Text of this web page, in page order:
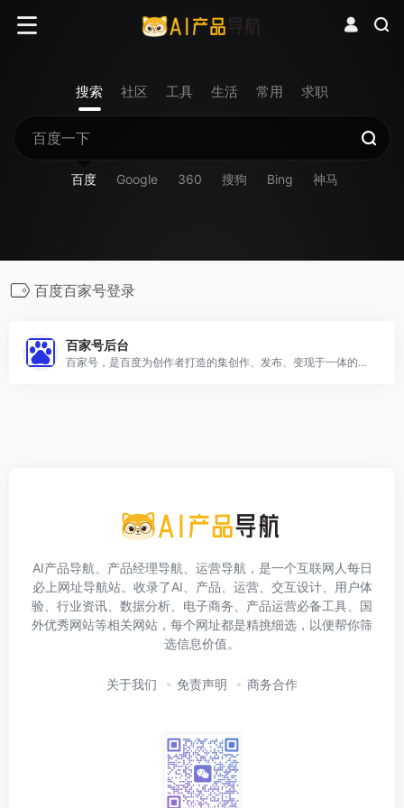
搜索 社区 工具 生活 常用 求职
百度 Google 360 搜狗 Bing 神马
百度百家号登录
百家号后台
百家号，是百度为创作者打造的集创作、发布、变现于一体的内容创作平台，也是众多企业号实现营销转化的运营新阵地。
AI产品导航、产品经理导航、运营导航，是一个互联网人每日
必上网址导航站。收录了AI、产品、运营、交互设计、用户体
验、行业资讯、数据分析、电子商务、产品运营必备工具、国
外优秀网站等相关网站，每个网址都是精挑细选，以便帮你筛
选信息价值。
关于我们 免责声明 商务合作